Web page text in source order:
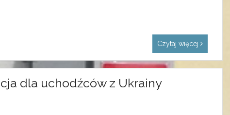
Czytaj więcej
dla uchodźców z Ukrainy